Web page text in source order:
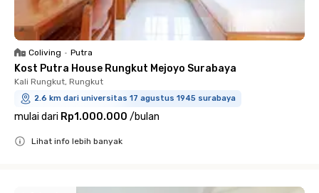
Coliving • Putra
Kost Putra House Rungkut Mejoyo Surabaya
Kali Rungkut, Rungkut
2.6 km dari universitas 17 agustus 1945 surabaya
mulai dari Rp1.000.000 /bulan
Lihat info lebih banyak